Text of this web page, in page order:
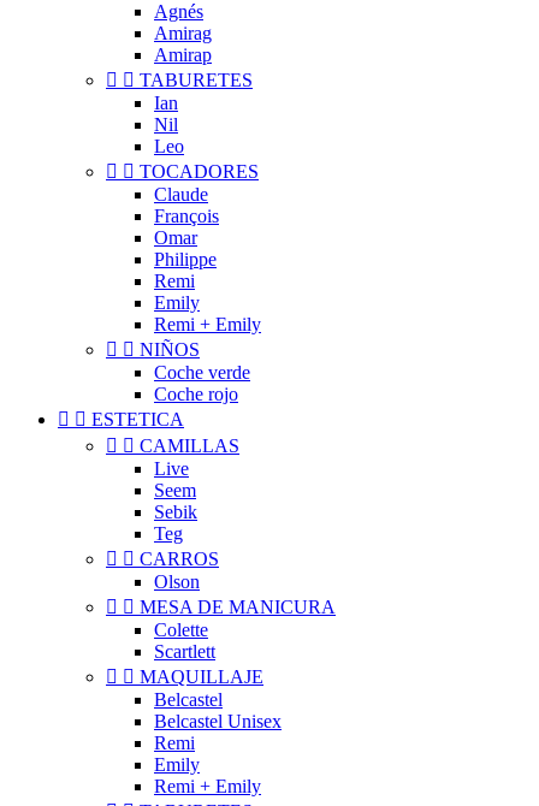
Agnés
Amirag
Amirap
  TABURETES
Ian
Nil
Leo
  TOCADORES
Claude
François
Omar
Philippe
Remi
Emily
Remi + Emily
  NIÑOS
Coche verde
Coche rojo
  ESTETICA
  CAMILLAS
Live
Seem
Sebik
Teg
  CARROS
Olson
  MESA DE MANICURA
Colette
Scartlett
  MAQUILLAJE
Belcastel
Belcastel Unisex
Remi
Emily
Remi + Emily